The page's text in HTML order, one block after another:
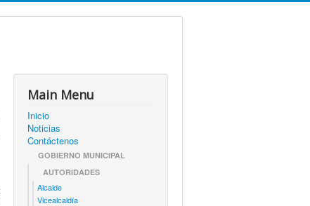
Main Menu
Inicio
Noticias
Contáctenos
GOBIERNO MUNICIPAL
AUTORIDADES
Alcalde
Vicealcaldía